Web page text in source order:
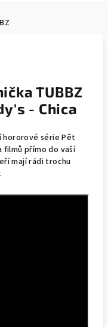
TUBBZ
- Chica
hororové série Pět
filmů přímo do vaší
mají rádi trochu